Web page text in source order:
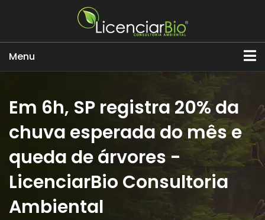
Menu
Em 6h, SP registra 20% da
chuva esperada do mês e
queda de árvores -
LicenciarBio Consultoria
Ambiental